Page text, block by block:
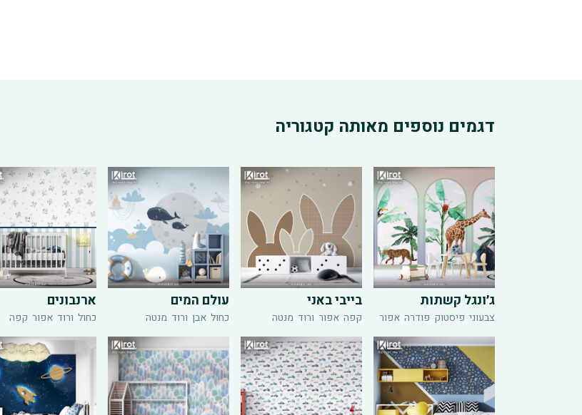
דגמים נוספים מאותה קטגוריה
ג׳ונגל קשתות
צבעוני פיסטוק פודרה אפור
בייבי באני
קפה אפור ורוד מנטה
עולם המים
כחול אבן ורוד מנטה
ארנבונים
כחול ורוד אפור קפה